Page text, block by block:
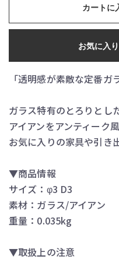
カートに
お気に入
「透明感が素敵な定番ガ
ガラス特有のとろりとし
アイアンをアンティーク
お気に入りの家具や引き
▼商品情報
サイズ：φ3 D3
素材：ガラス/アイアン
重量：0.035kg
▼取扱上の注意